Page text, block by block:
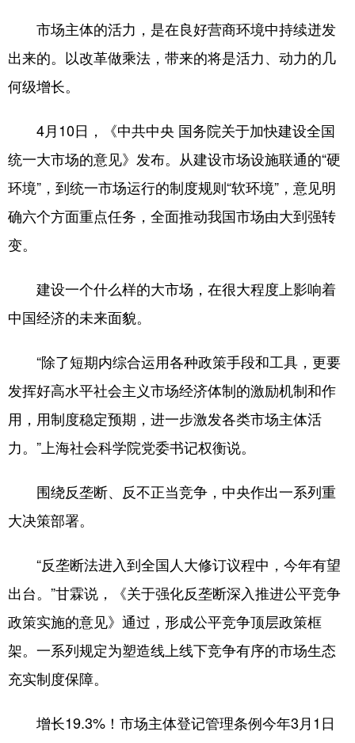
市场主体的活力，是在良好营商环境中持续迸发
出来的。以改革做乘法，带来的将是活力、动力的几
何级增长。
4月10日，《中共中央 国务院关于加快建设全国
统一大市场的意见》发布。从建设市场设施联通的“硬
环境”，到统一市场运行的制度规则“软环境”，意见明
确六个方面重点任务，全面推动我国市场由大到强转
变。
建设一个什么样的大市场，在很大程度上影响着
中国经济的未来面貌。
“除了短期内综合运用各种政策手段和工具，更要
发挥好高水平社会主义市场经济体制的激励机制和作
用，用制度稳定预期，进一步激发各类市场主体活
力。”上海社会科学院党委书记权衡说。
围绕反垄断、反不正当竞争，中央作出一系列重
大决策部署。
“反垄断法进入到全国人大修订议程中，今年有望
出台。”甘霖说，《关于强化反垄断深入推进公平竞争
政策实施的意见》通过，形成公平竞争顶层政策框
架。一系列规定为塑造线上线下竞争有序的市场生态
充实制度保障。
增长19.3%！市场主体登记管理条例今年3月1日